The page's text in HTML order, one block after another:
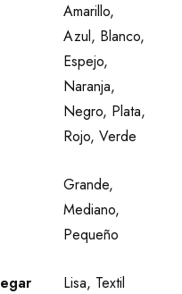
Amarillo,
Azul, Blanco,
Espejo,
Naranja,
Negro, Plata,
Rojo, Verde
Grande,
Mediano,
Pequeño
Lisa, Textil